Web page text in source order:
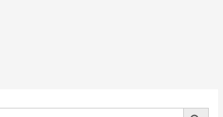
BOTÓN DE